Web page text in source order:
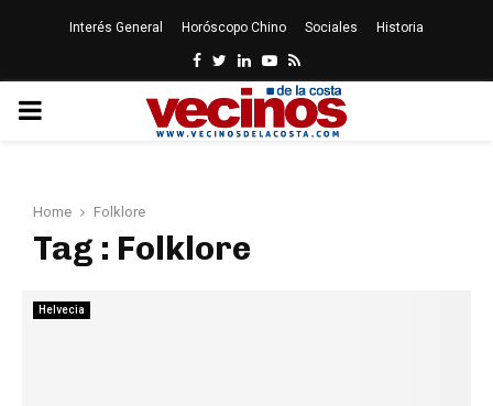
Interés General Horóscopo Chino Sociales Historia
Facebook
Twitter
LinkedinYoutube
Rss
PRIMARY
Home Folklore
Tag : Folklore
Helvecia